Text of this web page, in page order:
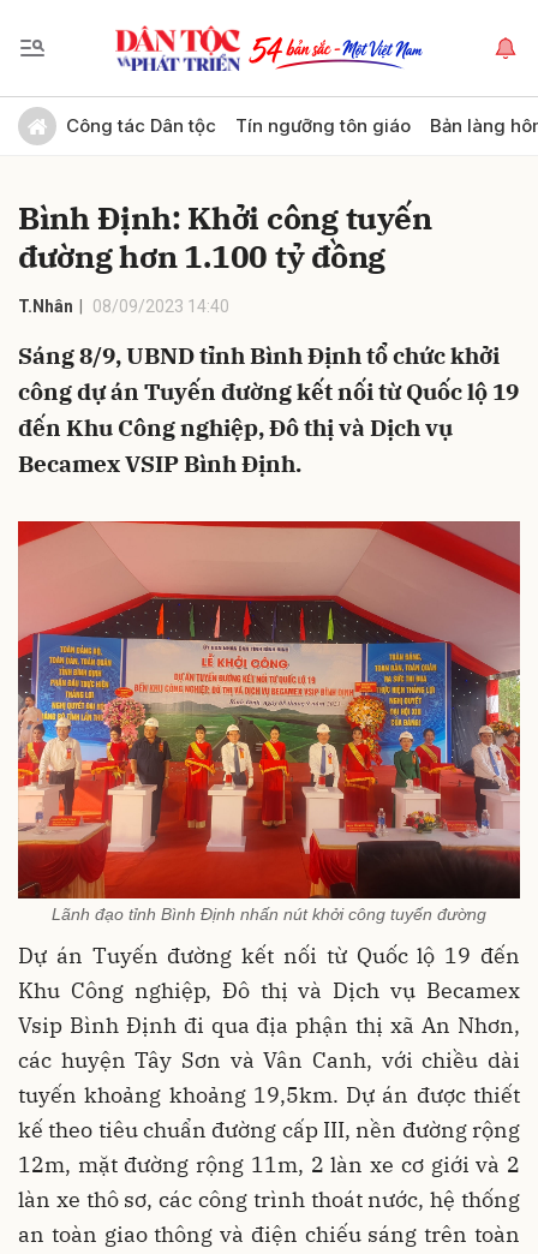
Công tác Dân tộc Tín ngưỡng tôn giáo Bản làng
Bình Định: Khởi công tuyến
đường hơn 1.100 tỷ đồng
T.Nhân 08/09/2023 14:40
Sáng 8/9, UBND tỉnh Bình Định tổ chức khởi
công dự án Tuyến đường kết nối từ Quốc lộ 19
đến Khu Công nghiệp, Đô thị và Dịch vụ
Becamex VSIP Bình Định.
Lãnh đạo tỉnh Bình Định nhấn nút khởi công tuyến đường
Dự án Tuyến đường kết nối từ Quốc lộ 19 đến
Khu Công nghiệp, Đô thị và Dịch vụ Becamex
Vsip Bình Định đi qua địa phận thị xã An Nhơn,
các huyện Tây Sơn và Vân Canh, với chiều dài
tuyến khoảng khoảng 19,5km. Dự án được thiết
kế theo tiêu chuẩn đường cấp III, nền đường rộng
12m, mặt đường rộng 11m, 2 làn xe cơ giới và 2
làn xe thô sơ, các công trình thoát nước, hệ thống
an toàn giao thông và điện chiếu sáng trên toàn
Gửi bình luận
Hủy Gửi